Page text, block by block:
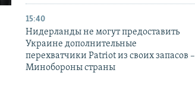
15:40
Нидерланды не могут предоставить
Украине дополнительные
перехватчики Patriot из своих запасов –
Минобороны страны